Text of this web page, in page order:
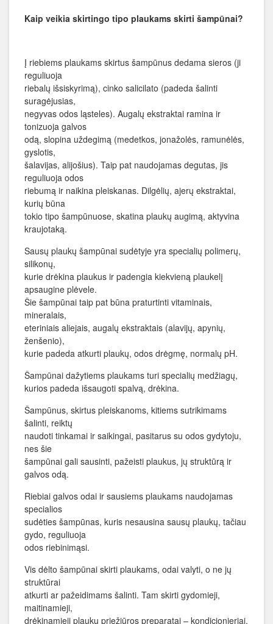
Kaip veikia skirtingo tipo plaukams skirti šampūnai?
Į riebiems plaukams skirtus šampūnus dedama sieros (ji
reguliuoja
riebalų išsiskyrimą), cinko salicilato (padeda šalinti
suragėjusias,
negyvas odos ląsteles). Augalų ekstraktai ramina ir
tonizuoja galvos
odą, slopina uždegimą (medetkos, jonažolės, ramunėlės,
gyslotis,
šalavijas, alijošius). Taip pat naudojamas degutas, jis
reguliuoja odos
riebumą ir naikina pleiskanas. Dilgėlių, ajerų ekstraktai,
kurių būna
tokio tipo šampūnuose, skatina plaukų augimą, aktyvina
kraujotaką.
Sausų plaukų šampūnai sudėtyje yra specialių polimerų,
silikonų,
kurie drėkina plaukus ir padengia kiekvieną plaukelį
apsaugine plėvele.
Šie šampūnai taip pat būna praturtinti vitaminais,
mineralais,
eteriniais aliejais, augalų ekstraktais (alavijų, apynių,
ženšenio),
kurie padeda atkurti plaukų, odos drėgmę, normalų pH.
Šampūnai dažytiems plaukams turi specialių medžiagų,
kurios padeda išsaugoti spalvą, drėkina.
Šampūnus, skirtus pleiskanoms, kitiems sutrikimams
šalinti, reiktų
naudoti tinkamai ir saikingai, pasitarus su odos gydytoju,
nes šie
šampūnai gali sausinti, pažeisti plaukus, jų struktūrą ir
galvos odą.
Riebiai galvos odai ir sausiems plaukams naudojamas
specialios
sudėties šampūnas, kuris nesausina sausų plaukų, tačiau
gydo, reguliuoja
odos riebinimąsi.
Vis dėlto šampūnai skirti plaukams, odai valyti, o ne jų
struktūrai
atkurti ar pažeidimams šalinti. Tam skirti gydomieji,
maitinamieji,
drėkinamieji plaukų priežiūros preparatai – kondicionieriai,